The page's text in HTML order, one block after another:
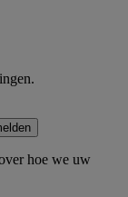
hoe we uw